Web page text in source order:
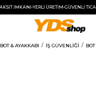
İMKANI•YERLİ ÜRETİM•GÜVENLİ TİCARET
BOT & AYAKKABI İŞ GÜVENLİĞİ BOT